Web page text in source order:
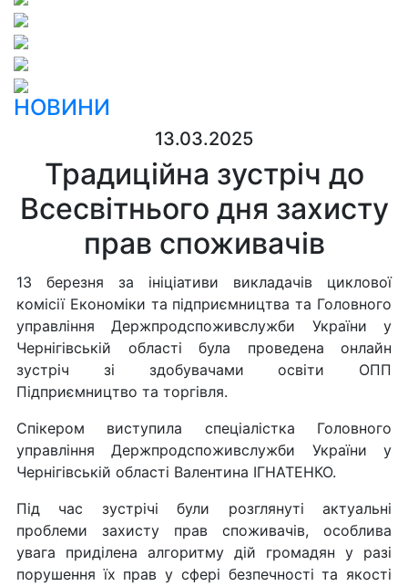
НОВИНИ
13.03.2025
Традиційна зустріч до
Всесвітнього дня захисту
прав споживачів
13 березня за ініціативи викладачів циклової
комісії Економіки та підприємництва та Головного
управління Держпродспоживслужби України у
Чернігівській області була проведена онлайн
зустріч зі здобувачами освіти ОПП
Підприємництво та торгівля.
Спікером виступила спеціалістка Головного
управління Держпродспоживслужби України у
Чернігівській області Валентина ІГНАТЕНКО.
Під час зустрічі були розглянуті актуальні
проблеми захисту прав споживачів, особлива
увага приділена алгоритму дій громадян у разі
порушення їх прав у сфері безпечності та якості